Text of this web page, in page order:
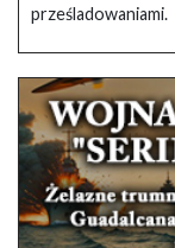
prześladowaniami.